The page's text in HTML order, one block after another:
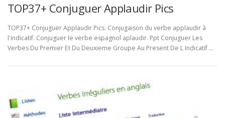
TOP37+ Conjuguer Applaudir Pics
TOP37+ Conjuguer Applaudir Pics. Conjugaison du verbe applaudir à
l'indicatif. Conjuguer le verbe espagnol aplaudir. Ppt Conjuguer Les
Verbes Du Premier Et Du Deuxieme Groupe Au Present De L Indicatif …